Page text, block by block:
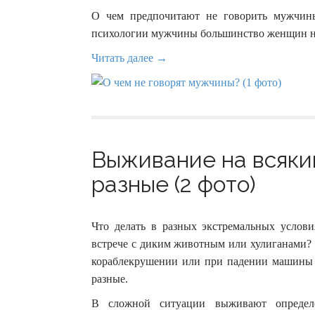
О чем предпочитают не говорить
психологии мужчины большинство женщин
Читать далее →
Выживание на
разные (2 фото)
Что делать в разных экстремальных
встрече с диким животным или хулиганами?
кораблекрушении или при падении
разные.
В сложной ситуации выживают